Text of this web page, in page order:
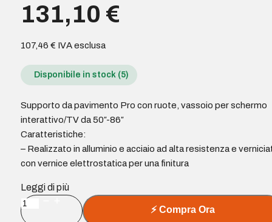
131,10 €
107,46 € IVA esclusa
Disponibile in stock (5)
Supporto da pavimento Pro con ruote, vassoio per schermo
interattivo/TV da 50″-86″
Caratteristiche:
– Realizzato in alluminio e acciaio ad alta resistenza e
con vernice elettrostatica per una finitura
Leggi di più
Aisens
Supporto
⚡Compra Ora